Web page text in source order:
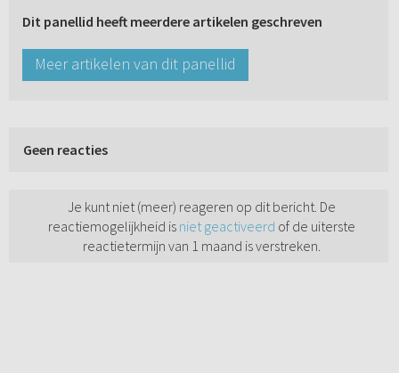
Dit panellid heeft meerdere artikelen geschreven
Meer artikelen van dit panellid
Geen reacties
Je kunt niet (meer) reageren op dit bericht. De
reactiemogelijkheid is niet geactiveerd of de uiterste
reactietermijn van 1 maand is verstreken.